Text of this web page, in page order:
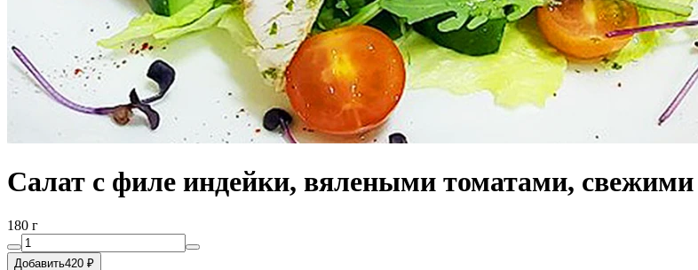
Салат с филе индейки, вялеными томатами,
180 г
Добавить420 ₽